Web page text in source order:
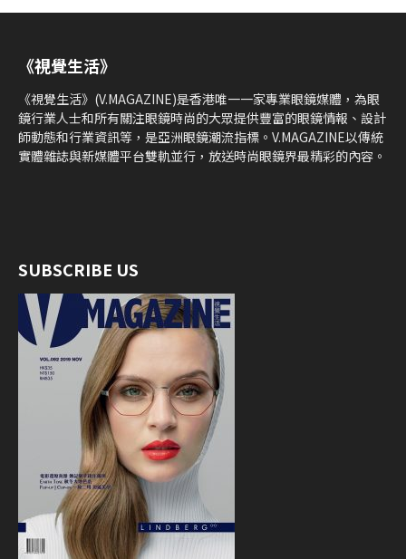
《視覺生活》
《視覺生活》(V.MAGAZINE)是香港唯一一家專業眼鏡媒體，為眼
鏡行業人士和所有關注眼鏡時尚的大眾提供豐富的眼鏡情報、設計
師動態和行業資訊等，是亞洲眼鏡潮流指標。V.MAGAZINE以傳統
實體雜誌與新媒體平台雙軌並行，放送時尚眼鏡界最精彩的內容。
SUBSCRIBE US